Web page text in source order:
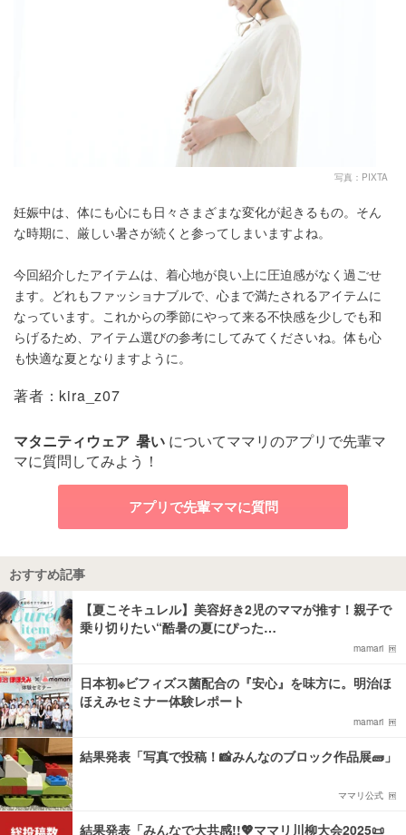
写真：PIXTA
妊娠中は、体にも心にも日々さまざまな変化が起きるもの。そん
な時期に、厳しい暑さが続くと参ってしまいますよね。
今回紹介したアイテムは、着心地が良い上に圧迫感がなく過ごせ
ます。どれもファッショナブルで、心まで満たされるアイテムに
なっています。これからの季節にやって来る不快感を少しでも和
らげるため、アイテム選びの参考にしてみてくださいね。体も心
も快適な夏となりますように。
著者：kira_z07
マタニティウェア 暑い についてママリのアプリで先輩マ
マに質問してみよう！
アプリで先輩ママに質問
おすすめ記事
【夏こそキュレル】美容好き2児のママが推す！親子で
乗り切りたい“酷暑の夏にぴった…
mamari
日本初※ビフィズス菌配合の『安心』を味方に。明治ほ
ほえみセミナー体験レポート
mamari
結果発表「写真で投稿！📸みんなのブロック作品展🧱」
ママリ公式
結果発表「みんなで大共感!!💖ママリ川柳大会2025📜